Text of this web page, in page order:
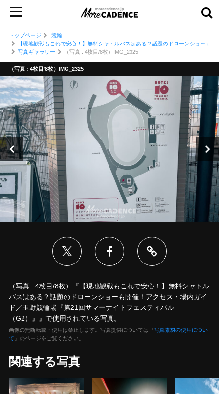
トップページ
競輪
【現地観戦もこれで安心！】無料シャトルバスはある？話題のドローンショーも
写真ギャラリー
（写真 : 4枚目/8枚）IMG_2325
（写真 : 4枚目/8枚）IMG_2325
（写真 : 4枚目/8枚）『【現地観戦もこれで安心！】無料シャトル
バスはある？話題のドローンショーも開催！アクセス・場内ガイ
ド／玉野競輪場『第21回サマーナイトフェスティバル
（G2）』』で使用されている写真。
画像の無断転載・使用は禁止します。写真提供については『写真素材の使用につい
て 』のページをご覧ください。
関連する写真